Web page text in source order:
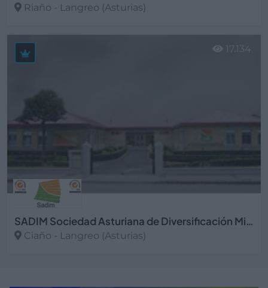
Riaño - Langreo (Asturias)
Ver más
SADIM Sociedad Asturiana de Diversificación Minera, S.A.
Ciaño - Langreo (Asturias)
17.134